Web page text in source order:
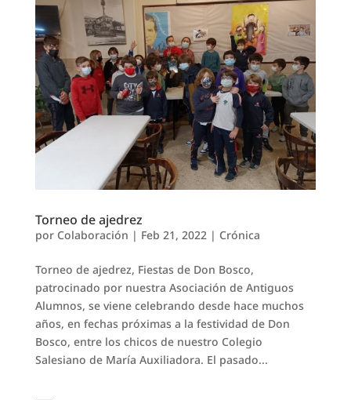
Torneo de ajedrez
por Colaboración | Feb 21, 2022| Crónica
Torneo de ajedrez, Fiestas de Don Bosco,
patrocinado por nuestra Asociación de Antiguos
Alumnos, se viene celebrando desde hace muchos
años, en fechas próximas a la festividad de Don
Bosco, entre los chicos de nuestro Colegio
Salesiano de María Auxiliadora. El pasado...